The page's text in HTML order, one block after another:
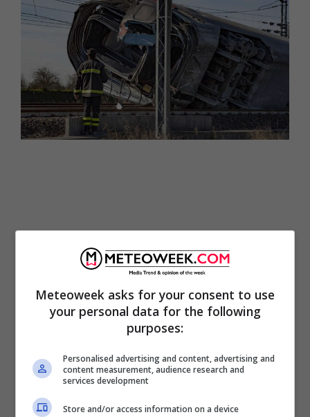
I 14 rinvii a giudizio chiesti dalla Procura
fanno partedegli inquisiti originariamente
iscritti
nel registro degli indagati. Per altri 7
Meteoweek asks for your consent to use
your personal data for the following
purposes:
Personalised advertising and content, advertising and
content measurement, audience research and
services development
Store and/or access information on a device